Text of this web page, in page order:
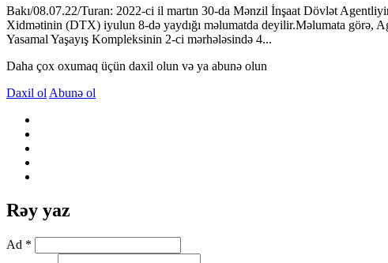
Bakı/08.07.22/Turan: 2022-ci il martın 30-da Mənzil İnşaat Dövlət
Xidmətinin (DTX) iyulun 8-də yaydığı məlumatda deyilir.Məlumata görə,
Yasamal Yaşayış Kompleksinin 2-ci mərhələsində 4...
Daha çox oxumaq üçün daxil olun və ya abunə olun
Daxil ol Abunə ol
Rəy yaz
Ad *